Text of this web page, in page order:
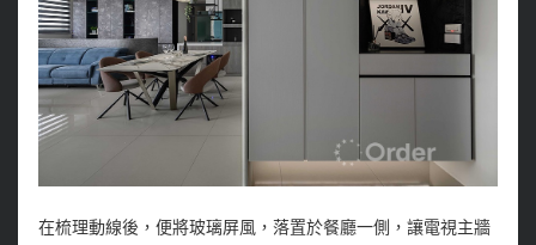
在梳理動線後，便將玻璃屏風，落置於餐廳一側，讓電視主牆